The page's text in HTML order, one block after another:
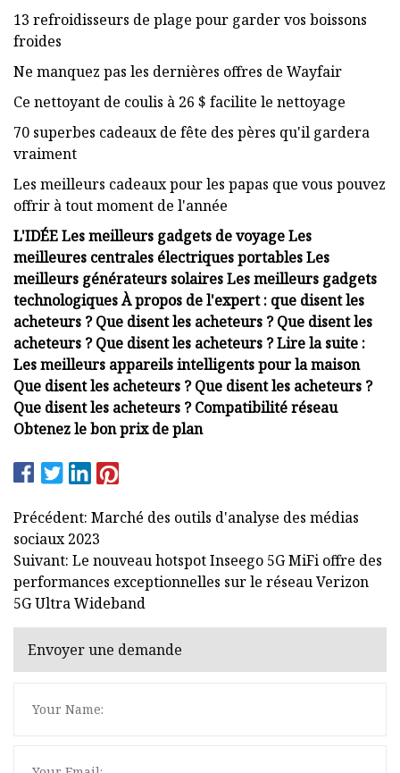
13 refroidisseurs de plage pour garder vos boissons
froides
Ne manquez pas les dernières offres de Wayfair
Ce nettoyant de coulis à 26 $ facilite le nettoyage
70 superbes cadeaux de fête des pères qu'il gardera
vraiment
Les meilleurs cadeaux pour les papas que vous pouvez
offrir à tout moment de l'année
L'IDÉE Les meilleurs gadgets de voyage Les
meilleures centrales électriques portables Les
meilleurs générateurs solaires Les meilleurs gadgets
technologiques À propos de l'expert : que disent les
acheteurs ? Que disent les acheteurs ? Que disent les
acheteurs ? Que disent les acheteurs ? Lire la suite :
Les meilleurs appareils intelligents pour la maison
Que disent les acheteurs ? Que disent les acheteurs ?
Que disent les acheteurs ? Compatibilité réseau
Obtenez le bon prix de plan
Précédent: Marché des outils d'analyse des médias
sociaux 2023
Suivant: Le nouveau hotspot Inseego 5G MiFi offre des
performances exceptionnelles sur le réseau Verizon
5G Ultra Wideband
Envoyer une demande